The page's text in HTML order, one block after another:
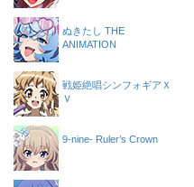
ぬきたし THE
ANIMATION
戦姫絶唱シンフォギアＸ
Ｖ
9-nine- Ruler’s Crown